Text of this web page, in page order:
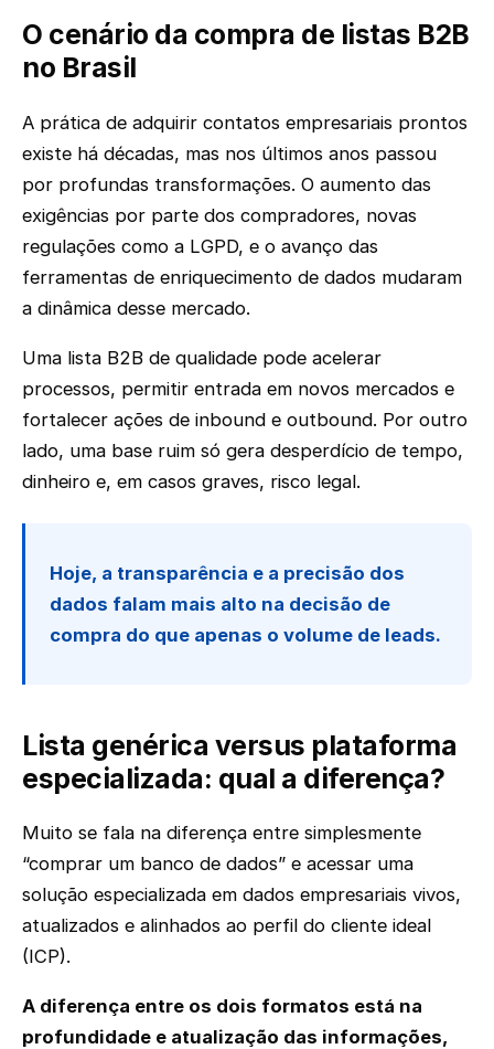
O cenário da compra de listas B2B
no Brasil
A prática de adquirir contatos empresariais prontos
existe há décadas, mas nos últimos anos passou
por profundas transformações. O aumento das
exigências por parte dos compradores, novas
regulações como a LGPD, e o avanço das
ferramentas de enriquecimento de dados mudaram
a dinâmica desse mercado.
Uma lista B2B de qualidade pode acelerar
processos, permitir entrada em novos mercados e
fortalecer ações de inbound e outbound. Por outro
lado, uma base ruim só gera desperdício de tempo,
dinheiro e, em casos graves, risco legal.
Hoje, a transparência e a precisão dos
dados falam mais alto na decisão de
compra do que apenas o volume de leads.
Lista genérica versus plataforma
especializada: qual a diferença?
Muito se fala na diferença entre simplesmente
“comprar um banco de dados” e acessar uma
solução especializada em dados empresariais vivos,
atualizados e alinhados ao perfil do cliente ideal
(ICP).
A diferença entre os dois formatos está na
profundidade e atualização das informações,